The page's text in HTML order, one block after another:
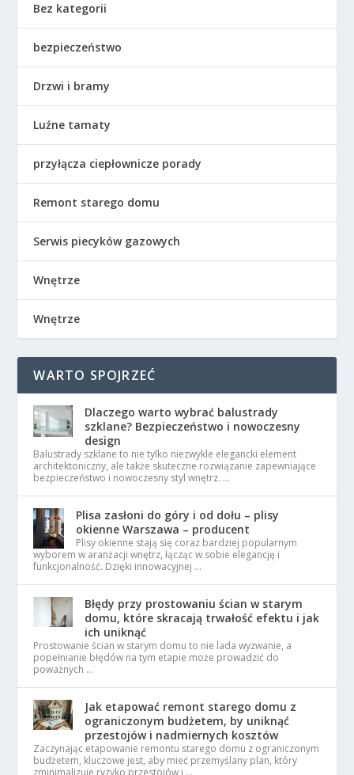
Bez kategorii
bezpieczeństwo
Drzwi i bramy
Luźne tamaty
przyłącza ciepłownicze porady
Remont starego domu
Serwis piecyków gazowych
Wnętrze
Wnętrze
WARTO SPOJRZEĆ
Dlaczego warto wybrać balustrady
szklane? Bezpieczeństwo i nowoczesny
design
Balustrady szklane to nie tylko niezwykle elegancki element
architektoniczny, ale także skuteczne rozwiązanie zapewniające
bezpieczeństwo i nowoczesny styl wnętrz. …
Plisa zasłoni do góry i od dołu – plisy
okienne Warszawa – producent
Plisy okienne stają się coraz bardziej popularnym
wyborem w aranżacji wnętrz, łącząc w sobie elegancję i
funkcjonalność. Dzięki innowacyjnej …
Błędy przy prostowaniu ścian w starym
domu, które skracają trwałość efektu i jak
ich uniknąć
Prostowanie ścian w starym domu to nie lada wyzwanie, a
popełnianie błędów na tym etapie może prowadzić do
poważnych …
Jak etapować remont starego domu z
ograniczonym budżetem, by uniknąć
przestojów i nadmiernych kosztów
Zaczynając etapowanie remontu starego domu z ograniczonym
budżetem, kluczowe jest, aby mieć przemyślany plan, który